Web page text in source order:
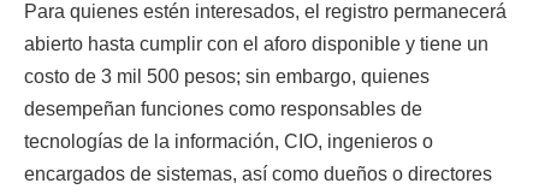
Para quienes estén interesados, el registro permanecerá
abierto hasta cumplir con el aforo disponible y tiene un
costo de 3 mil 500 pesos; sin embargo, quienes
desempeñan funciones como responsables de
tecnologías de la información, CIO, ingenieros o
encargados de sistemas, así como dueños o directores